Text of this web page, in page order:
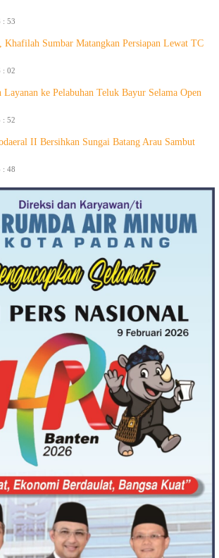
: 53
Khafilah Sumbar Matangkan Persiapan Lewat TC
: 02
Layanan ke Pelabuhan Teluk Bayur Selama Open
: 52
II Bersihkan Sungai Batang Arau Sambut
: 48